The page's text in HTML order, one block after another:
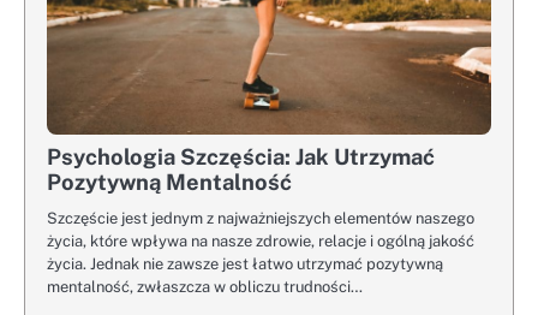
Psychologia Szczęścia: Jak Utrzymać
Pozytywną Mentalność
Szczęście jest jednym z najważniejszych elementów naszego
życia, które wpływa na nasze zdrowie, relacje i ogólną jakość
życia. Jednak nie zawsze jest łatwo utrzymać pozytywną
mentalność, zwłaszcza w obliczu trudności…